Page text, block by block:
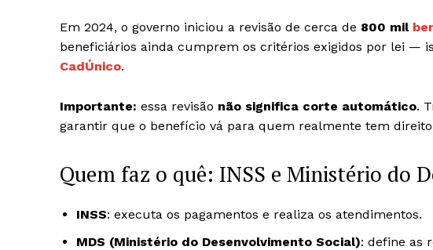
Em 2024, o governo iniciou a revisão de cerca de 800 mil
beneficiários ainda cumprem os critérios exigidos por lei —
CadÚnico.
Importante: essa revisão não significa corte automático.
garantir que o benefício vá para quem realmente tem
Quem faz o quê: INSS e Ministério do
INSS: executa os pagamentos e realiza os atendimentos.
MDS (Ministério do Desenvolvimento Social): define as